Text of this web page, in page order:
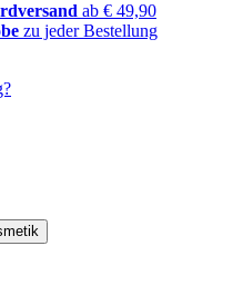
ab € 49,90
zu jeder Bestellung